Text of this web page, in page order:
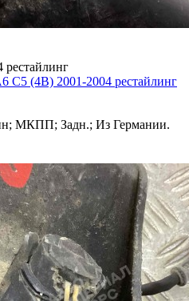
C5 (4B) 2001-2004 рестайлинг
МКПП; Задн.; Из Германии.